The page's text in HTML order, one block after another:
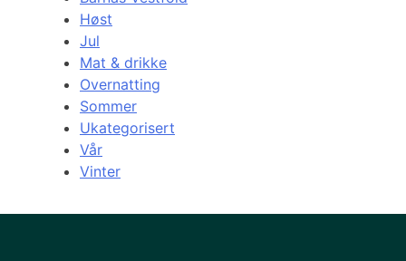
Høst
Jul
Mat & drikke
Overnatting
Sommer
Ukategorisert
Vår
Vinter